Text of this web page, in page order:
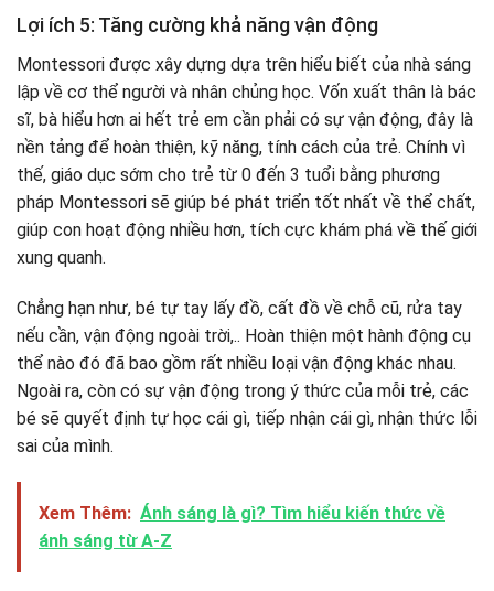
Lợi ích 5: Tăng cường khả năng vận động
Montessori được xây dựng dựa trên hiểu biết của nhà sáng
lập về cơ thể người và nhân chủng học. Vốn xuất thân là bác
sĩ, bà hiểu hơn ai hết trẻ em cần phải có sự vận động, đây là
nền tảng để hoàn thiện, kỹ năng, tính cách của trẻ. Chính vì
thế, giáo dục sớm cho trẻ từ 0 đến 3 tuổi bằng phương
pháp Montessori sẽ giúp bé phát triển tốt nhất về thể chất,
giúp con hoạt động nhiều hơn, tích cực khám phá về thế giới
xung quanh.
Chẳng hạn như, bé tự tay lấy đồ, cất đồ về chỗ cũ, rửa tay
nếu cần, vận động ngoài trời,.. Hoàn thiện một hành động cụ
thể nào đó đã bao gồm rất nhiều loại vận động khác nhau.
Ngoài ra, còn có sự vận động trong ý thức của mỗi trẻ, các
bé sẽ quyết định tự học cái gì, tiếp nhận cái gì, nhận thức lỗi
sai của mình.
Xem Thêm: Ánh sáng là gì? Tìm hiểu kiến thức về
ánh sáng từ A-Z